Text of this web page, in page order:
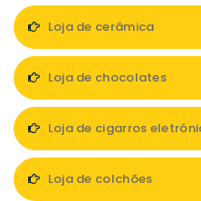
Loja de cerâmica
Loja de chocolates
Loja de cigarros
Loja de colchões